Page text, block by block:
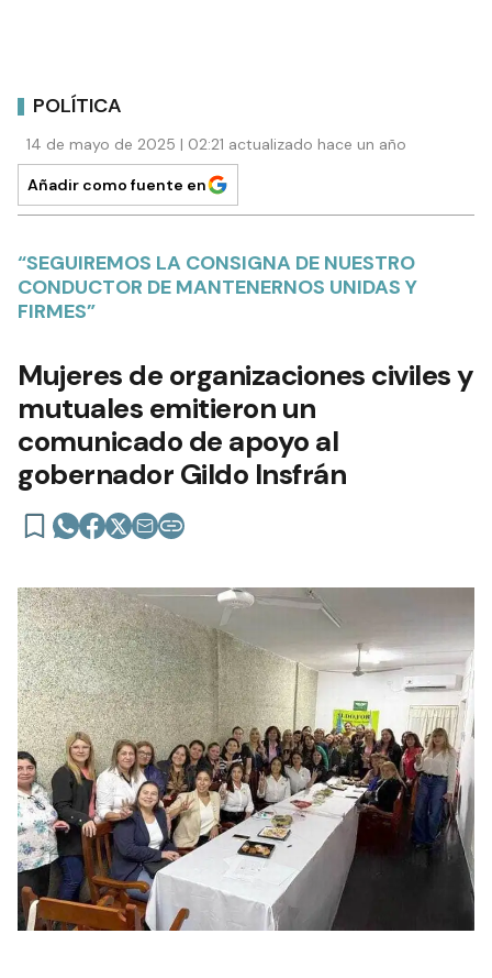
POLÍTICA
14 de mayo de 2025 | 02:21 actualizado hace un año
Añadir como fuente en
“SEGUIREMOS LA CONSIGNA DE NUESTRO
CONDUCTOR DE MANTENERNOS UNIDAS Y
FIRMES”
Mujeres de organizaciones civiles y
mutuales emitieron un
comunicado de apoyo al
gobernador Gildo Insfrán